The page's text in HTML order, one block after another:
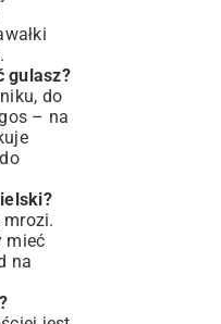
gulasz?
do
– na
mrozi.
mieć
na